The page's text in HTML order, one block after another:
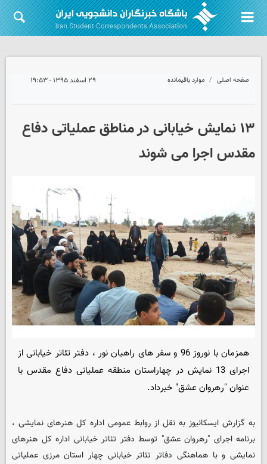
صفحه اصلی موارد باقیمانده ۲۹ اسفند ۱۳۹۵ - ۱۹:۵۳
١٣ نمایش خیابانی در مناطق عملیاتی دفاع
مقدس اجرا می شوند
همزمان با نوروز 96 و سفر های راهیان نور ، دفتر تئاتر خیابانی از
اجرای 13 نمایش در چهاراستان منطقه عملیانی دفاع مقدس با
عنوان "رهروان عشق" خبرداد.
به گزارش ایسکانیوز به نقل از روابط عمومی اداره کل هنرهای نمایشی ،
برنامه اجرای "رهروان عشق" توسط دفتر تئاتر خیابانی اداره کل هنرهای
نمایشی و با هماهنگی دفاتر تئاتر خیابانی چهار استان مرزی عملیاتی